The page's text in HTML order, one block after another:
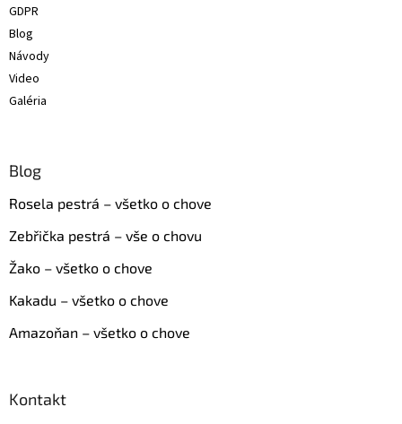
GDPR
Blog
Návody
Video
Galéria
Blog
Rosela pestrá – všetko o chove
Zebřička pestrá – vše o chovu
Žako – všetko o chove
Kakadu – všetko o chove
Amazoňan – všetko o chove
Kontakt